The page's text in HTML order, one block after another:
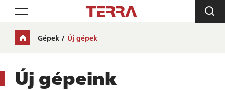
Toggle navigation
Gépek Új gépek
Új gépeink